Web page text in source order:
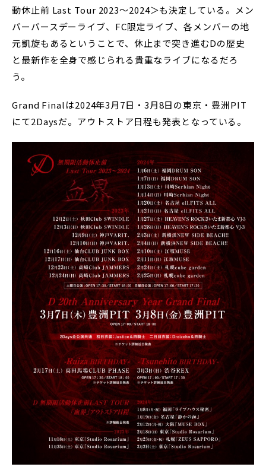
動休止前 Last Tour 2023～2024＞も決定している。メン
バーバースデーライブ、FC限定ライブ、各メンバーの地
元凱旋もあるということで、休止まで突き進むDの歴史
と最新作を全身で感じられる貴重なライブになるだろ
う。
Grand Finalは2024年3月7日・3月8日の東京・豊洲PIT
にて2Daysだ。アウトストア日程も発表となっている。